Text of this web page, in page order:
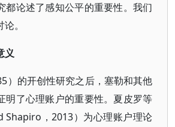
都论述了感知公平的重要性。我们
。
义
）的开创性研究之后，塞勒和其他
明了心理账户的重要性。夏皮罗等
Shapiro，2013）为心理账户理论